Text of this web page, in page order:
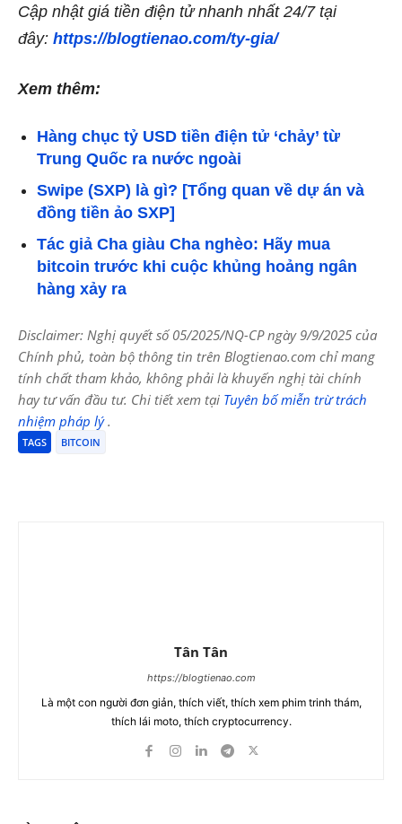
Cập nhật giá tiền điện tử nhanh nhất 24/7 tại
đây: https://blogtienao.com/ty-gia/
Xem thêm:
Hàng chục tỷ USD tiền điện tử ‘chảy’ từ
Trung Quốc ra nước ngoài
Swipe (SXP) là gì? [Tổng quan về dự án và
đồng tiền ảo SXP]
Tác giả Cha giàu Cha nghèo: Hãy mua
bitcoin trước khi cuộc khủng hoảng ngân
hàng xảy ra
Disclaimer: Nghị quyết số 05/2025/NQ-CP ngày 9/9/2025 của
Chính phủ, toàn bộ thông tin trên Blogtienao.com chỉ mang
tính chất tham khảo, không phải là khuyến nghị tài chính
hay tư vấn đầu tư. Chi tiết xem tại Tuyên bố miễn trừ trách
nhiệm pháp lý.
TAGS BITCOIN
Tân Tân
https://blogtienao.com
Là một con người đơn giản, thích viết, thích xem phim trinh thám,
thích lái moto, thích cryptocurrency.